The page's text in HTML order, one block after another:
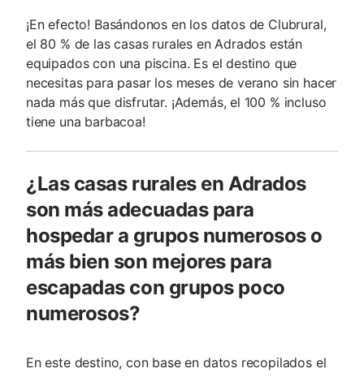
¡En efecto! Basándonos en los datos de Clubrural,
el 80 % de las casas rurales en Adrados están
equipados con una piscina. Es el destino que
necesitas para pasar los meses de verano sin hacer
nada más que disfrutar. ¡Además, el 100 % incluso
tiene una barbacoa!
¿Las casas rurales en Adrados
son más adecuadas para
hospedar a grupos numerosos o
más bien son mejores para
escapadas con grupos poco
numerosos?
En este destino, con base en datos recopilados el